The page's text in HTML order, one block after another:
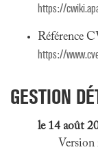
https://
Référence
https://
GESTION
le 14 août